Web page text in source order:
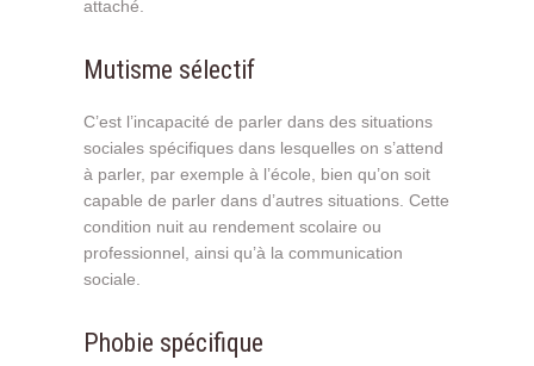
attaché.
Mutisme sélectif
C’est l’incapacité de parler dans des situations
sociales spécifiques dans lesquelles on s’attend
à parler, par exemple à l’école, bien qu’on soit
capable de parler dans d’autres situations. Cette
condition nuit au rendement scolaire ou
professionnel, ainsi qu’à la communication
sociale.
Phobie spécifique